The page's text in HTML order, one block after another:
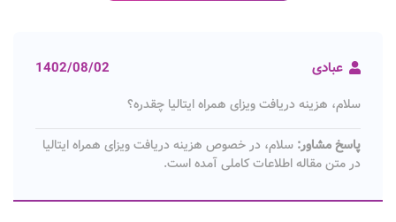
عبادی 1402/08/02
سلام، هزینه دریافت ویزای همراه ایتالیا چقدره؟
پاسخ مشاور: سلام، در خصوص هزینه دریافت ویزای همراه ایتالیا
در متن مقاله اطلاعات کاملی آمده است.